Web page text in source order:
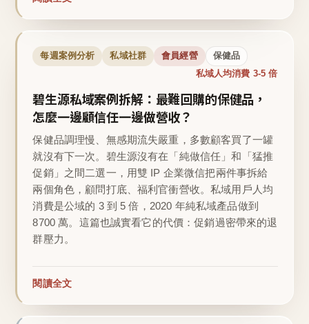
每週案例分析 私域社群 會員經營 保健品
私域人均消費 3-5 倍
碧生源私域案例拆解：最難回購的保健品，
怎麼一邊顧信任一邊做營收？
保健品調理慢、無感期流失嚴重，多數顧客買了一罐
就沒有下一次。碧生源沒有在「純做信任」和「猛推
促銷」之間二選一，用雙 IP 企業微信把兩件事拆給
兩個角色，顧問打底、福利官衝營收。私域用戶人均
消費是公域的 3 到 5 倍，2020 年純私域產品做到
8700 萬。這篇也誠實看它的代價：促銷過密帶來的退
群壓力。
閱讀全文